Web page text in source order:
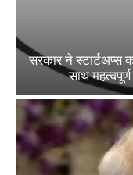
सरकार ने स्टार्टअप्‍स
साथ